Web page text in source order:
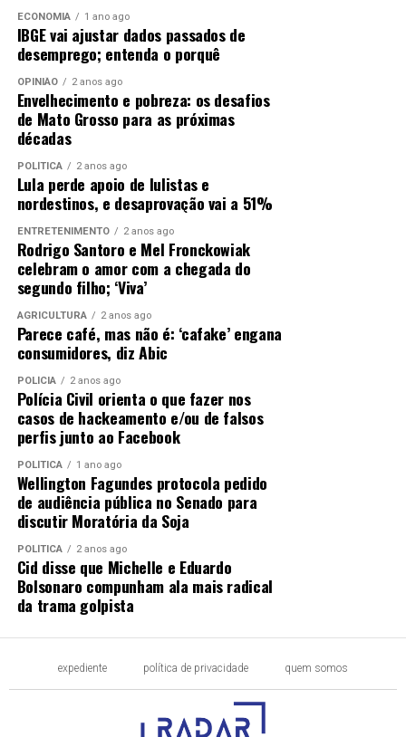
RELATED TOPICS: ALERTA ARBOVIROSES
DESTAQUE
INTENSIFICA SAÚDE SINTOMAS
UP NEXT
Entenda o que são sorotipos da dengue e por que o tipo
3 preocupa
DON'T MISS
Prefeito e primeira-dama lamentam a morte da médica
do antigo PS
ECONOMIA 1 ano ago
IBGE vai ajustar dados passados de
desemprego; entenda o porquê
OPINIÃO 2 anos ago
Envelhecimento e pobreza: os desafios
de Mato Grosso para as próximas
décadas
POLÍTICA 2 anos ago
Lula perde apoio de lulistas e
nordestinos, e desaprovação vai a 51%
ENTRETENIMENTO 2 anos ago
Rodrigo Santoro e Mel Fronckowiak
celebram o amor com a chegada do
segundo filho; ‘Viva’
AGRICULTURA 2 anos ago
Parece café, mas não é: ‘cafake’ engana
consumidores, diz Abic
POLÍCIA 2 anos ago
Polícia Civil orienta o que fazer nos
casos de hackeamento e/ou de falsos
perfis junto ao Facebook
POLÍTICA 1 ano ago
Wellington Fagundes protocola pedido
de audiência pública no Senado para
discutir Moratória da Soja
POLÍTICA 2 anos ago
Cid disse que Michelle e Eduardo
Bolsonaro compunham ala mais radical
da trama golpista
expediente política de privacidade quem somos